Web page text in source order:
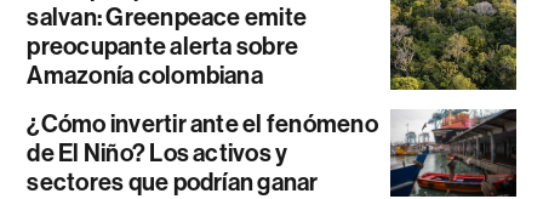
salvan: Greenpeace emite
preocupante alerta sobre
Amazonía colombiana
¿Cómo invertir ante el fenómeno
de El Niño? Los activos y
sectores que podrían ganar